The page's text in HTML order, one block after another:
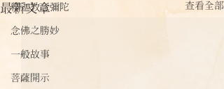
釋迦教念彌陀
念佛之勝妙
一般故事
菩薩開示
最新文章 查看全部